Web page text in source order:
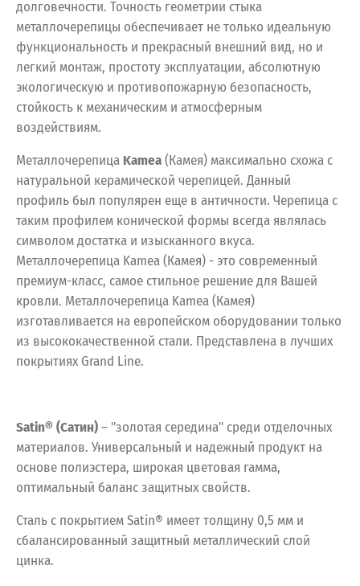
долговечности. Точность геометрии стыка
металлочерепицы обеспечивает не только идеальную
функциональность и прекрасный внешний вид, но и
легкий монтаж, простоту эксплуатации, абсолютную
экологическую и противопожарную безопасность,
стойкость к механическим и атмосферным
воздействиям.
Металлочерепица Kamea(Камея) максимально схожа с
натуральной керамической черепицей. Данный
профиль был популярен еще в античности. Черепица с
таким профилем конической формы всегда являлась
символом достатка и изысканного вкуса.
Металлочерепица Kamea (Камея) - это современный
премиум-класс, самое стильное решение для Вашей
кровли. Металлочерепица Kamea (Камея)
изготавливается на европейском оборудовании только
из высококачественной стали. Представлена в лучших
покрытиях Grand Line.
Satin® (Сатин)– "золотая середина" среди отделочных
материалов. Универсальный и надежный продукт на
основе полиэстера, широкая цветовая гамма,
оптимальный баланс защитных свойств.
Сталь с покрытием Satin® имеет толщину 0,5 мм и
сбалансированный защитный металлический слой
цинка.